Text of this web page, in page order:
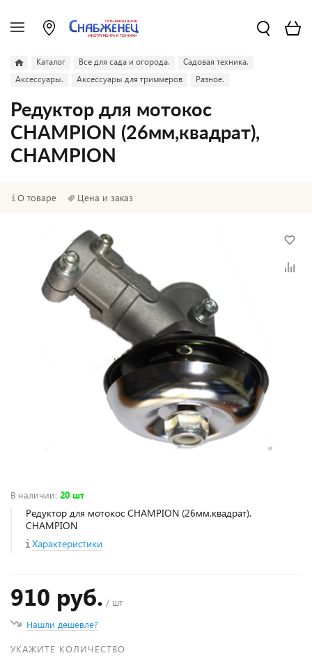
Каталог Все для сада и огорода.
Садовая техника.
Аксессуары.
Аксессуары для триммеров Разное.
Редуктор для мотокос
CHAMPION (26мм,квадрат),
CHAMPION
О товаре Цена и заказ
В наличии: 20 шт
Редуктор для мотокос CHAMPION (26мм,квадрат),
CHAMPION
Характеристики
910 руб. / шт
Нашли дешевле?
УКАЖИТЕ КОЛИЧЕСТВО